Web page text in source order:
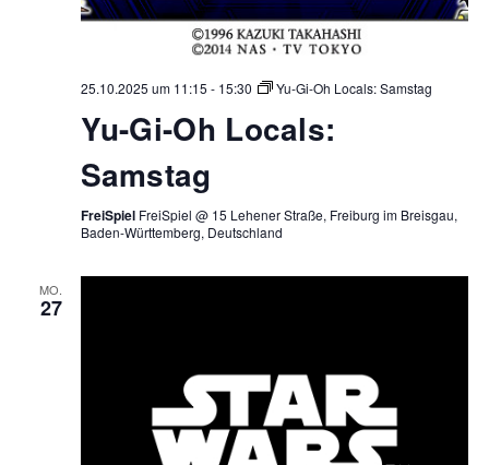
25.10.2025 um 11:15 - 15:30 Yu-Gi-Oh Locals: Samstag
Yu-Gi-Oh Locals:
Samstag
FreiSpiel FreiSpiel @ 15 Lehener Straße, Freiburg im Breisgau,
Baden-Württemberg, Deutschland
MO.
27